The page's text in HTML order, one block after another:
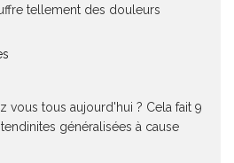
tellement des douleurs
vous tous aujourd'hui ? Cela fait 9
généralisées à cause